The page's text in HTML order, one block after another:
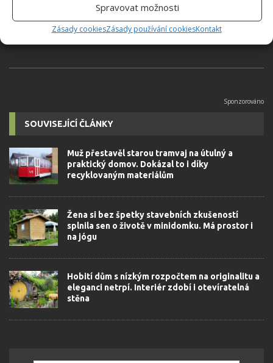
Spravovat možnosti
Zásady cookiesZásady používání cookiesKontakt
redaktorky ji tak nadchla, že se
rozhodla zůstat. Její v...[Více o
SOUVISEJÍCÍ ČLÁNKY
Muž přestavěl starou tramvaj na útulný a
praktický domov. Dokázal to i díky
recyklovaným materiálům
Žena si bez špetky stavebních zkušeností
splnila sen o životě v minidomku. Má prostor i
na jógu
Hobití dům s nízkým rozpočtem na originalitu a
eleganci netrpí. Interiér zdobí i otevíratelná
stěna